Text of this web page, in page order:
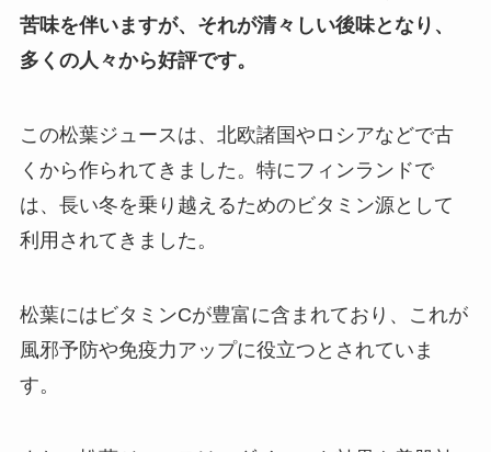
苦味を伴いますが、それが清々しい後味となり、
多くの人々から好評です。
この松葉ジュースは、北欧諸国やロシアなどで古
くから作られてきました。特にフィンランドで
は、長い冬を乗り越えるためのビタミン源として
利用されてきました。
松葉にはビタミンCが豊富に含まれており、これが
風邪予防や免疫力アップに役立つとされていま
す。